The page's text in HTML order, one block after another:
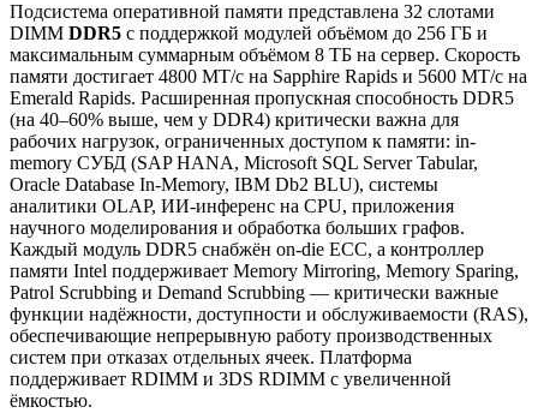
Подсистема оперативной памяти представлена 32 слотами
DIMM DDR5 с поддержкой модулей объёмом до 256 ГБ и
максимальным суммарным объёмом 8 ТБ на сервер. Скорость
памяти достигает 4800 МТ/с на Sapphire Rapids и 5600 МТ/с на
Emerald Rapids. Расширенная пропускная способность DDR5
(на 40–60% выше, чем у DDR4) критически важна для
рабочих нагрузок, ограниченных доступом к памяти: in-
memory СУБД (SAP HANA, Microsoft SQL Server Tabular,
Oracle Database In-Memory, IBM Db2 BLU), системы
аналитики OLAP, ИИ-инференс на CPU, приложения
научного моделирования и обработка больших графов.
Каждый модуль DDR5 снабжён on-die ECC, а контроллер
памяти Intel поддерживает Memory Mirroring, Memory Sparing,
Patrol Scrubbing и Demand Scrubbing — критически важные
функции надёжности, доступности и обслуживаемости (RAS),
обеспечивающие непрерывную работу производственных
систем при отказах отдельных ячеек. Платформа
поддерживает RDIMM и 3DS RDIMM с увеличенной
ёмкостью.